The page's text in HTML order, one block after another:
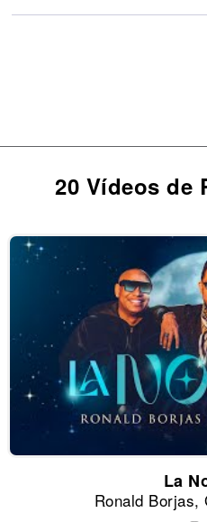
20 Vídeos de
La
Ronald Borjas,